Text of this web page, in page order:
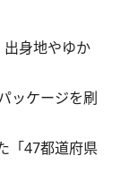
身地やゆか
ッケージを刷
「47都道府県